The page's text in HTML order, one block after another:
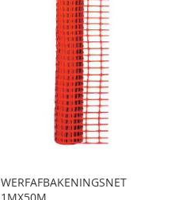
WERFAFBAKENINGSNET